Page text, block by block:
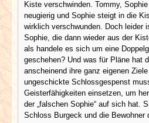
Kiste verschwinden. Tommy,
neugierig und Sophie steigt in die
wirklich verschwunden. Doch leider
Sophie, die dann wieder aus der
als handele es sich um eine
geschehen? Und was für Pläne hat
anscheinend ihre ganz eigenen
ungeschickte Schlossgespenst
Geisterfähigkeiten einsetzen, um
der „falschen Sophie“ auf sich hat.
Schloss Burgeck und die Bewohner